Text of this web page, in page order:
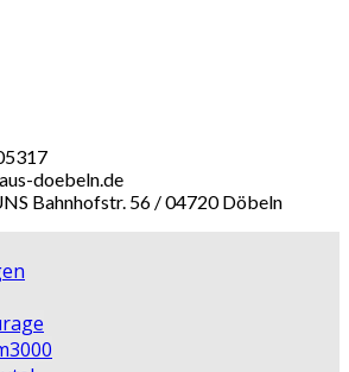
doebeln.de
Bahnhofstr. 56 / 04720 Döbeln